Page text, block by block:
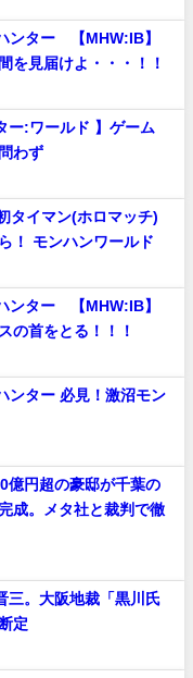
ンター 【MHW:IB】
を見届けよ・・・！！
ー:ワールド 】ゲーム
わず
タイマン(ホロマッチ)
！ モンハンワールド
ンター 【MHW:IB】
の首をとる！！！
ンター 必見！激沼モン
億円超の豪邸が千葉の
成。メタ社と裁判で徹
三。大阪地裁「黒川氏
定